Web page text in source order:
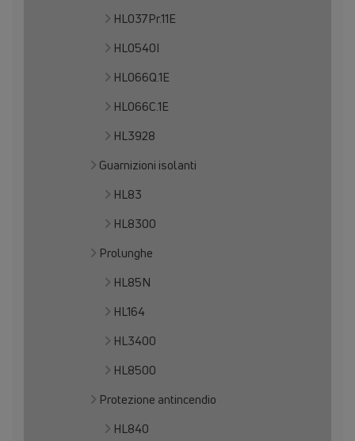
HL037Pr.11E
HL0540I
HL066Q.1E
HL066C.1E
HL3928
Guarnizioni isolanti
HL83
HL8300
Prolunghe
HL85N
HL164
HL3400
HL8500
Protezione antincendio
HL840